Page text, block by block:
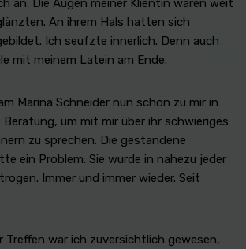
an. Die Augen meiner Klientin waren weit
An ihrem Hals hatten sich
Ich seufzte innerlich. Denn auch
mit meinem Latein am Ende.
Marina Schneider nun schon zu mir in
um mit mir über ihr schwieriges
zu sprechen. Die gestandene
ein Problem: Sie wurde in nahezu jeder
Immer und immer wieder. Seit
Treffen war ich zuversichtlich gewesen,